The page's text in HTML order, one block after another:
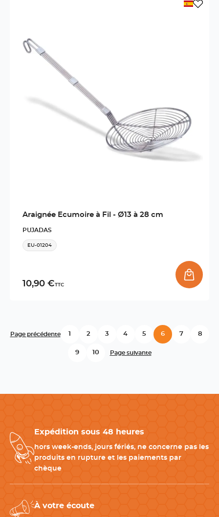
Araignée Ecumoire à Fil - Ø13 à 28 cm
PUJADAS
EU-01204
10,90 €TTC
Page précédente 1 2 3 4 5 6 7 8
9 10 Page suivante
Expédition sous 48 heures
hors week-ends, jours fériés, ne concerne pas les
produits en rupture et les paiements par
chèque
À votre écoute